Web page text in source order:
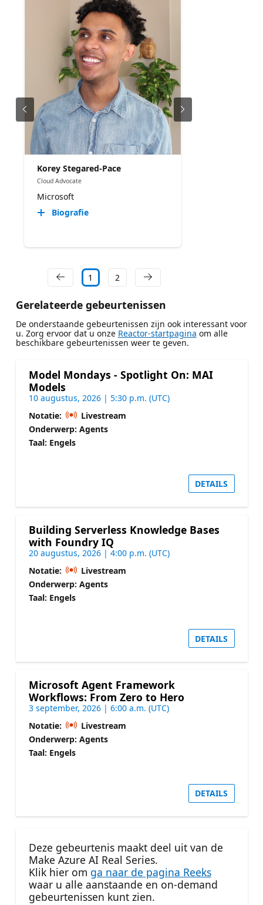
Korey Stegared-Pace
Cloud Advocate
Microsoft
Biografie
1 2
Gerelateerde gebeurtenissen
De onderstaande gebeurtenissen zijn ook interessant voor
u. Zorg ervoor dat u onze Reactor-startpagina om alle
beschikbare gebeurtenissen weer te geven.
Model Mondays - Spotlight On: MAI
Models
10 augustus, 2026 | 5:30 p.m. (UTC)
Notatie:
Livestream
Onderwerp: Agents
Taal: Engels
DETAILS
Building Serverless Knowledge Bases
with Foundry IQ
20 augustus, 2026 | 4:00 p.m. (UTC)
Notatie:
Livestream
Onderwerp: Agents
Taal: Engels
DETAILS
Microsoft Agent Framework
Workflows: From Zero to Hero
3 september, 2026 | 6:00 a.m. (UTC)
Notatie:
Livestream
Onderwerp: Agents
Taal: Engels
DETAILS
Deze gebeurtenis maakt deel uit van de
Make Azure AI Real Series.
Klik hier om ga naar de pagina Reeks
waar u alle aanstaande en on-demand
gebeurtenissen kunt zien.